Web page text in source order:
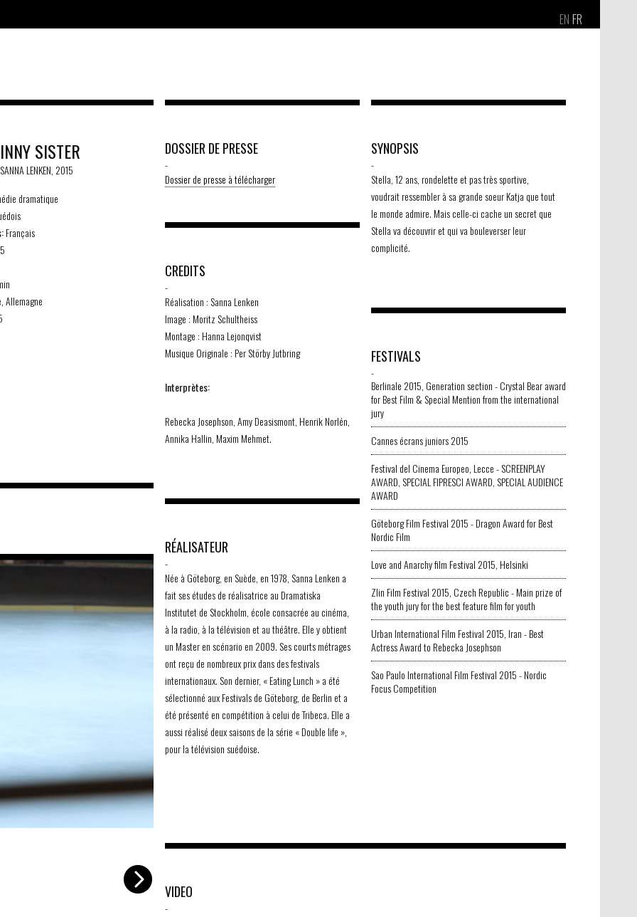
EN FR
SISTER
LENKEN, 2015
dramatique
Français
Allemagne
DOSSIER DE PRESSE
-
Dossier de presse à télécharger
SYNOPSIS
-
Stella, 12 ans, rondelette et pas très sportive,
voudrait ressembler à sa grande soeur Katja que tout
le monde admire. Mais celle-ci cache un secret que
Stella va découvrir et qui va bouleverser leur
complicité.
CREDITS
-
Réalisation : Sanna Lenken
Image : Moritz Schultheiss
Montage : Hanna Lejonqvist
Musique Originale : Per Störby Jutbring
Interprètes:
Rebecka Josephson, Amy Deasismont, Henrik Norlén,
Annika Hallin, Maxim Mehmet.
FESTIVALS
-
Berlinale 2015, Generation section - Crystal Bear award
for Best Film & Special Mention from the international
jury
Cannes écrans juniors 2015
Festival del Cinema Europeo, Lecce - SCREENPLAY
AWARD, SPECIAL FIPRESCI AWARD, SPECIAL AUDIENCE
AWARD
Göteborg Film Festival 2015 - Dragon Award for Best
Nordic Film
Love and Anarchy film Festival 2015, Helsinki
Zlin Film Festival 2015, Czech Republic - Main prize of
the youth jury for the best feature film for youth
Urban International Film Festival 2015, Iran - Best
Actress Award to Rebecka Josephson
Sao Paulo International Film Festival 2015 - Nordic
Focus Competition
RÉALISATEUR
-
Née à Göteborg, en Suède, en 1978, Sanna Lenken a
fait ses études de réalisatrice au Dramatiska
Institutet de Stockholm, école consacrée au cinéma,
à la radio, à la télévision et au théâtre. Elle y obtient
un Master en scénario en 2009. Ses courts métrages
ont reçu de nombreux prix dans des festivals
internationaux. Son dernier, « Eating Lunch » a été
sélectionné aux Festivals de Göteborg, de Berlin et a
été présenté en compétition à celui de Tribeca. Elle a
aussi réalisé deux saisons de la série « Double life »,
pour la télévision suédoise.
VIDEO
-